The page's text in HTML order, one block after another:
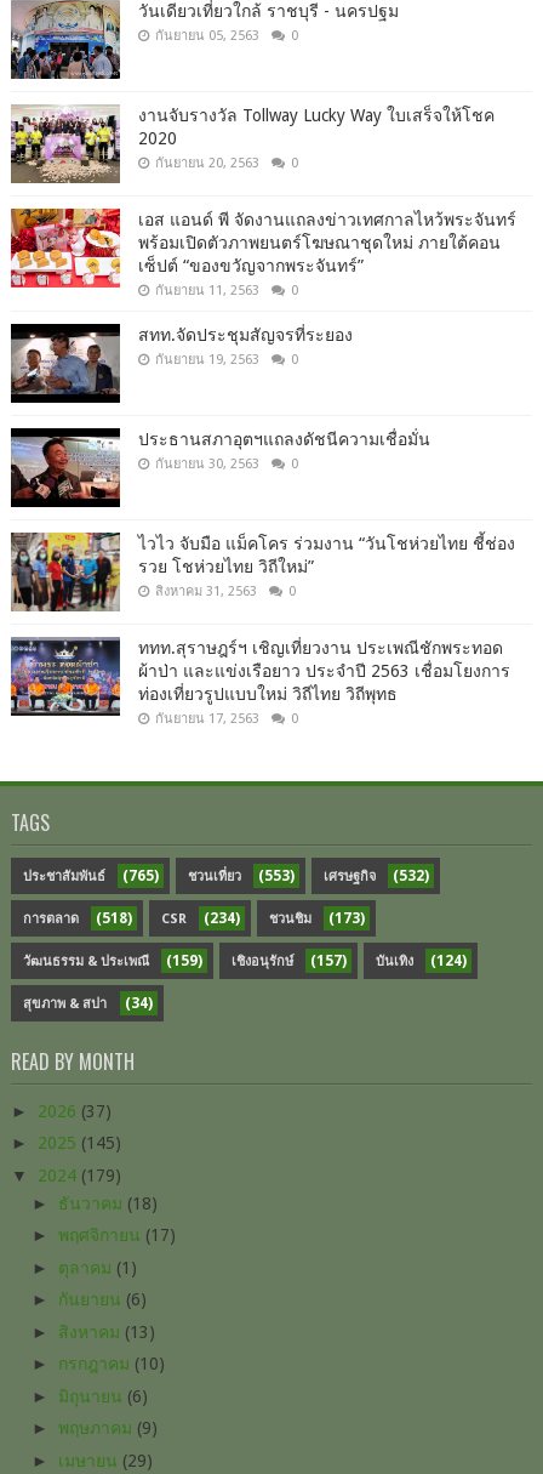
วันเดียวเที่ยวใกล้ ราชบุรี - นครปฐม
กันยายน 05, 2563 0
งานจับรางวัล Tollway Lucky Way ใบเสร็จให้โชค
2020
กันยายน 20, 2563 0
เอส แอนด์ พี จัดงานแถลงข่าวเทศกาลไหว้พระจันทร์
พร้อมเปิดตัวภาพยนตร์โฆษณาชุดใหม่ ภายใต้คอน
เซ็ปต์ “ของขวัญจากพระจันทร์”
กันยายน 11, 2563 0
สทท.จัดประชุมสัญจรที่ระยอง
กันยายน 19, 2563 0
ประธานสภาอุตฯแถลงดัชนีความเชื่อมั่น​
กันยายน 30, 2563 0
ไวไว จับมือ แม็คโคร ร่วมงาน “วันโชห่วยไทย ชี้ช่อง
รวย โชห่วยไทย วิถีใหม่”
สิงหาคม 31, 2563 0
ททท.สุราษฎร์ฯ เชิญเที่ยวงาน ประเพณีชักพระทอด
ผ้าป่า และแข่งเรือยาว ประจำปี 2563 เชื่อมโยงการ
ท่องเที่ยวรูปแบบใหม่ วิถีไทย วิถีพุทธ
กันยายน 17, 2563 0
TAGS
ประชาสัมพันธ์ (765) ชวนเที่ยว (553) เศรษฐกิจ (532)
การตลาด (518) CSR (234) ชวนชิม (173)
วัฒนธรรม & ประเพณี (159) เชิงอนุรักษ์ (157) บันเทิง (124)
สุขภาพ & สปา (34)
READ BY MONTH
► 2026 (37)
► 2025 (145)
▼ 2024 (179)
► ธันวาคม (18)
► พฤศจิกายน (17)
► ตุลาคม (1)
► กันยายน (6)
► สิงหาคม (13)
► กรกฎาคม (10)
► มิถุนายน (6)
► พฤษภาคม (9)
► เมษายน (29)